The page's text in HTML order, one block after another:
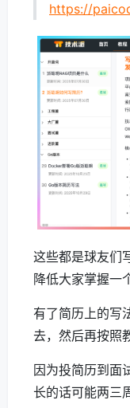
https://
这些都是球友们
降低大家掌握一
有了简历上的写
去，然后再按照
因为投简历到面
长的话可能两三